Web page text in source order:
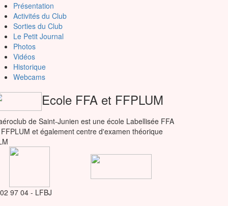
Présentation
Activités du Club
Sorties du Club
Le Petit Journal
Photos
Vidéos
Historique
Webcams
Ecole FFA et FFPLUM
de Saint-Junien est une école Labellisée FFA
et également centre d'examen théorique
97 04 - LFBJ